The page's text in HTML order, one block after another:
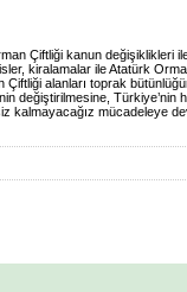
Çiftliği kanun değişiklikleri
kiralamalar ile Atatürk
Çiftliği alanları toprak
değiştirilmesine, Türkiye’nin
kalmayacağız mücadeleye